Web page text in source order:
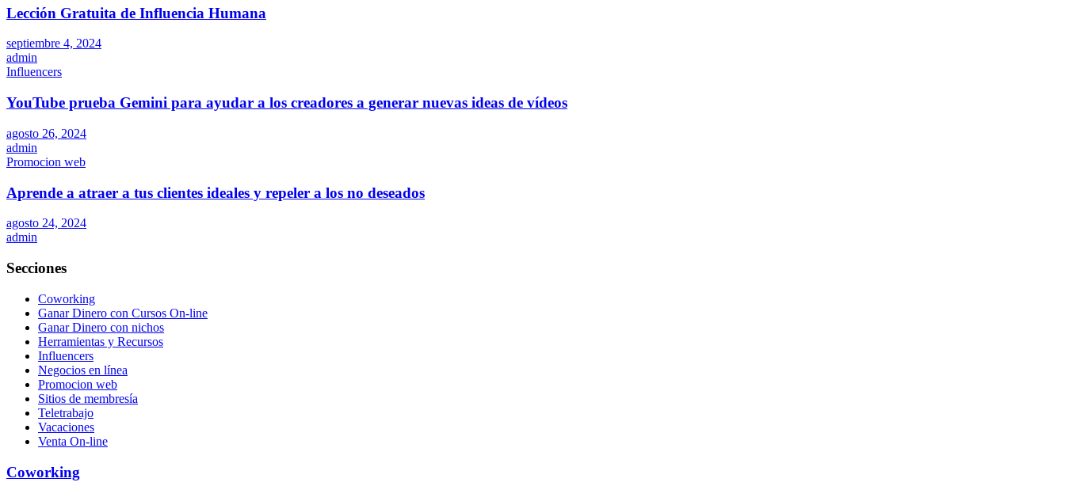
Lección Gratuita de Influencia Humana
septiembre 4, 2024
admin
Influencers
YouTube prueba Gemini para ayudar a los creadores a generar nuevas ideas de vídeos
agosto 26, 2024
admin
Promocion web
Aprende a atraer a tus clientes ideales y repeler a los no deseados
agosto 24, 2024
admin
Secciones
Coworking
Ganar Dinero con Cursos On-line
Ganar Dinero con nichos
Herramientas y Recursos
Influencers
Negocios en línea
Promocion web
Sitios de membresía
Teletrabajo
Vacaciones
Venta On-line
Coworking